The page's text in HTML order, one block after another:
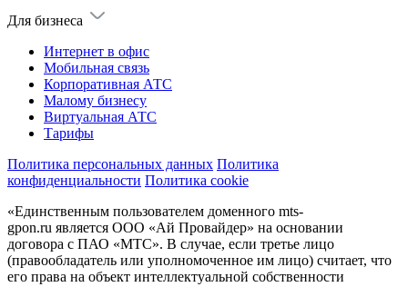
Для бизнеса
Интернет в офис
Мобильная связь
Корпоративная АТС
Малому бизнесу
Виртуальная АТС
Тарифы
Политика персональных данных Политика
конфиденциальности Политика cookie
«Единственным пользователем доменного mts-
gpon.ru является ООО «Ай Провайдер» на основании
договора с ПАО «МТС». В случае, если третье лицо
(правообладатель или уполномоченное им лицо) считает, что
его права на объект интеллектуальной собственности